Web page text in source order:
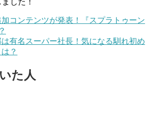
した！
加コンテンツが発表！『スプラトゥーン
有名スーパー社長！気になる馴れ初め
？
た人